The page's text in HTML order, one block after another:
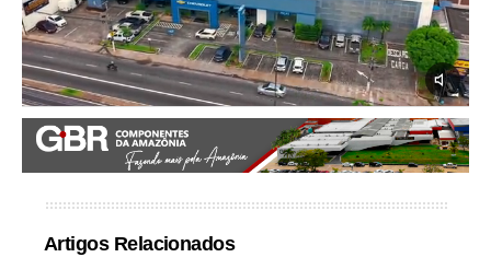
Artigos Relacionados